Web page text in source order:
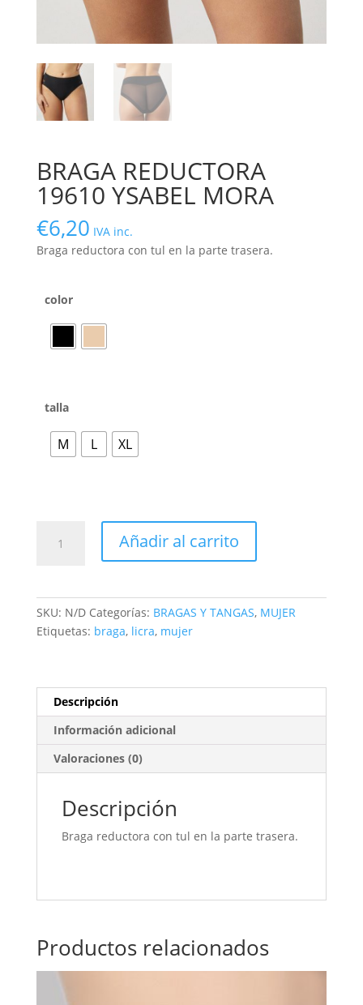
BRAGA REDUCTORA
19610 YSABEL MORA
€6,20 IVA inc.
Braga reductora con tul en la parte trasera.
color
talla
M L XL
Añadir al carrito
SKU: N/D Categorías: BRAGAS Y TANGAS, MUJER
Etiquetas: braga, licra, mujer
Descripción
Información adicional
Valoraciones (0)
Descripción
Braga reductora con tul en la parte trasera.
Productos relacionados